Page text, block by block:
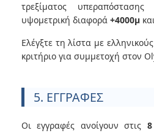
τρεξίματος
υψομετρική διαφορά +4000μ
Ελέγξτε τη λίστα με
κριτήριο για συμμετοχή στον
5. ΕΓΓΡΑΦΕΣ
Οι εγγραφές ανοίγουν στις